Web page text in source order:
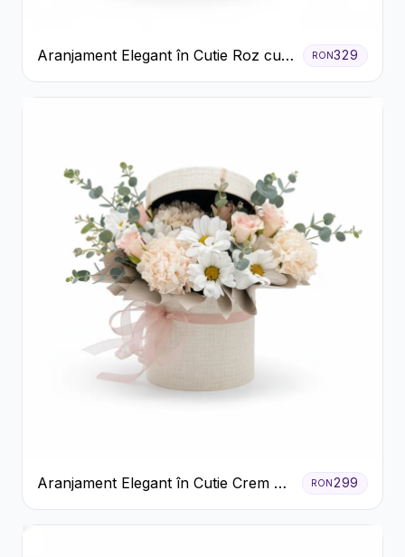
Aranjament Elegant în Cutie Roz cu
Trandafiri și Gerbera
RON329
Aranjament Elegant în Cutie Crem cu
Crizanteme și Trandafiri
RON299